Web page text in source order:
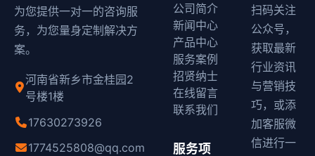
为您提供一对一的咨询服
务，为您量身定制解决方
案。
河南省新乡市金桂园2
号楼1楼
17630273926
1774525808@qq.com
公司简介
新闻中心
产品中心
服务案例
招贤纳士
在线留言
联系我们
服务项
扫码关注
公众号，
获取最新
行业资讯
与营销技
巧，或添
加客服微
信进行一